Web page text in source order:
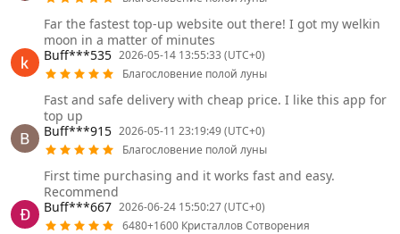
Far the fastest top-up website out there! I got my welkin
moon in a matter of minutes
Buff***535 2026-05-14 13:55:33 (UTC+0)
Благословение полой луны
Fast and safe delivery with cheap price. I like this app for
top up
Buff***915 2026-05-11 23:19:49 (UTC+0)
Благословение полой луны
First time purchasing and it works fast and easy.
Recommend
Buff***667 2026-06-24 15:50:27 (UTC+0)
6480+1600 Кристаллов Сотворения